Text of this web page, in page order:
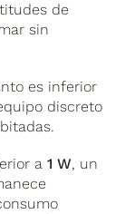
de
sin
es inferior
discreto
a1 W, un